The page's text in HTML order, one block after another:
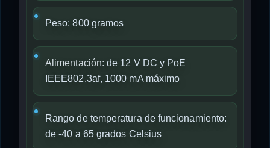
Peso: 800 gramos
Alimentación: de 12 V DC y PoE
IEEE802.3af, 1000 mA máximo
Rango de temperatura de funcionamiento:
de -40 a 65 grados Celsius